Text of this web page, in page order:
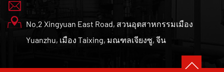
No.2 Xingyuan East Road, สวนอุตสาหกรรมเมือง
Yuanzhu, เมือง Taixing, มณฑลเจียงซู, จีน